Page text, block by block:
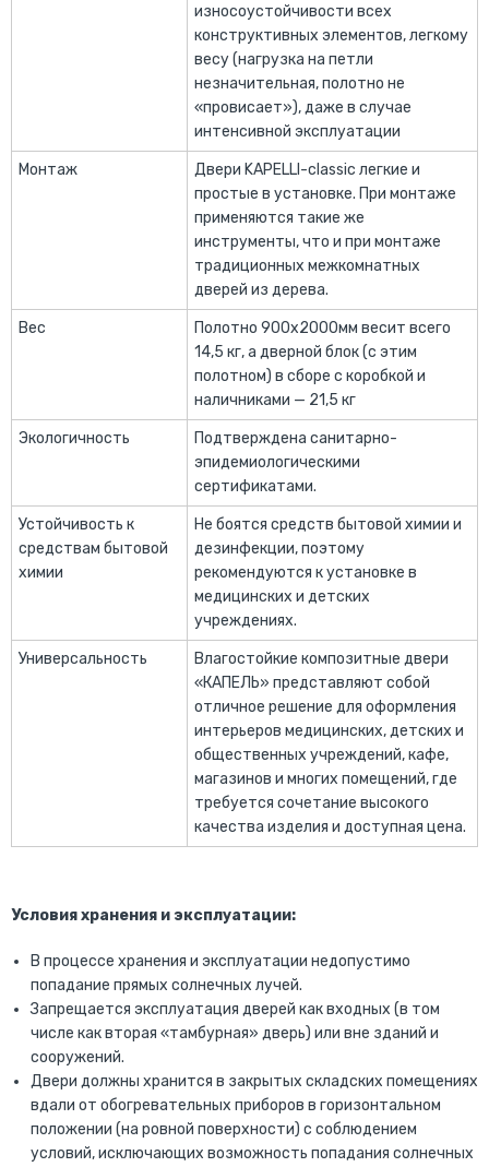
износоустойчивости всех
конструктивных элементов, легкому
весу (нагрузка на петли
незначительная, полотно не
«провисает»), даже в случае
интенсивной эксплуатации
Монтаж
Двери KAPELLI-classic легкие и
простые в установке. При монтаже
применяются такие же
инструменты, что и при монтаже
традиционных межкомнатных
дверей из дерева.
Вес
Полотно 900х2000мм весит всего
14,5 кг, а дверной блок (с этим
полотном) в сборе с коробкой и
наличниками — 21,5 кг
Экологичность
Подтверждена санитарно-
эпидемиологическими
сертификатами.
Устойчивость к
средствам бытовой
химии
Не боятся средств бытовой химии и
дезинфекции, поэтому
рекомендуются к установке в
медицинских и детских
учреждениях.
Универсальность
Влагостойкие композитные двери
«КАПЕЛЬ» представляют собой
отличное решение для оформления
интерьеров медицинских, детских и
общественных учреждений, кафе,
магазинов и многих помещений, где
требуется сочетание высокого
качества изделия и доступная цена.
Условия хранения и эксплуатации:
В процессе хранения и эксплуатации недопустимо
попадание прямых солнечных лучей.
Запрещается эксплуатация дверей как входных (в том
числе как вторая «тамбурная» дверь) или вне зданий и
сооружений.
Двери должны хранится в закрытых складских помещениях
вдали от обогревательных приборов в горизонтальном
положении (на ровной поверхности) с соблюдением
условий, исключающих возможность попадания солнечных